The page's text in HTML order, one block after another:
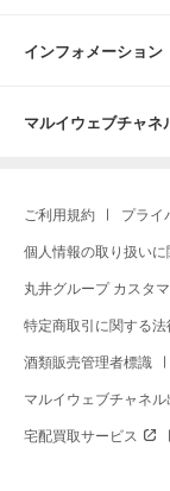
インフォメーション
マルイウェブチャネ
ご利用規約 プライ
個人情報の取り扱い
丸井グループ カスタ
特定商取引に関する
酒類販売管理者標識
マルイウェブチャネ
宅配買取サービス